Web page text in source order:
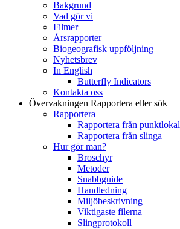
Bakgrund
Vad gör vi
Filmer
Årsrapporter
Biogeografisk uppföljning
Nyhetsbrev
In English
Butterfly Indicators
Kontakta oss
Övervakningen Rapportera eller sök
Rapportera
Rapportera från punktlokal
Rapportera från slinga
Hur gör man?
Broschyr
Metoder
Snabbguide
Handledning
Miljöbeskrivning
Viktigaste filerna
Slingprotokoll